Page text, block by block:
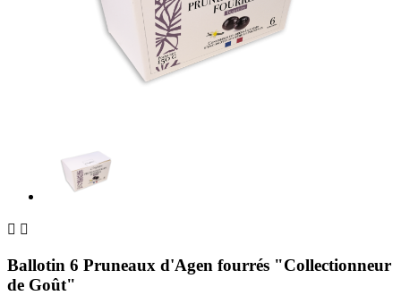
 
Ballotin 6 Pruneaux d'Agen fourrés "Collectionneur
de Goût"